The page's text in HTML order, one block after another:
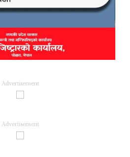
Advertisement
Advertisement